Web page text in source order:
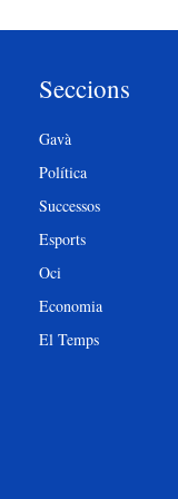
Seccions
Gavà
Política
Successos
Esports
Oci
Economia
El Temps